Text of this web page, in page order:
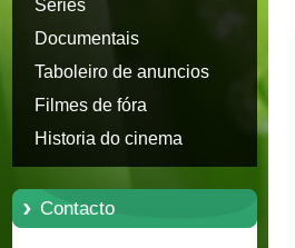
Series
Documentais
Taboleiro de anuncios
Filmes de fóra
Historia do cinema
Contacto